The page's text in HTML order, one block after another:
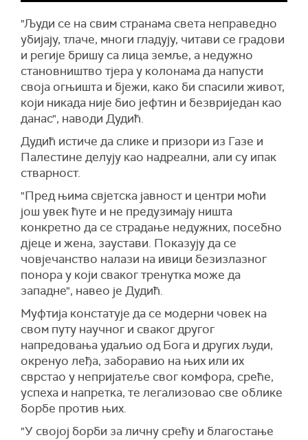
"Људи се на свим странама света неправедно
убијају, тлаче, многи гладују, читави се градови
и регије бришу са лица земље, а недужно
становништво тјера у колонама да напусти
своја огњишта и бјежи, како би спасили живот,
који никада није био јефтин и безвриједан као
данас", наводи Дудић.
Дудић истиче да слике и призори из Газе и
Палестине делују као надреални, али су ипак
стварност.
"Пред њима свјетска јавност и центри моћи
још увек ћуте и не предузимају ништа
конкретно да се страдање недужних, посебно
дјеце и жена, заустави. Показују да се
човјечанство налази на ивици безизлазног
понора у који сваког тренутка може да
западне", навео је Дудић.
Муфтија констатује да се модерни човек на
свом путу научног и сваког другог
напредовања удаљио од Бога и других људи,
окренуо леђа, заборавио на њих или их
сврстао у непријатеље свог комфора, среће,
успеха и напретка, те легализовао све облике
борбе против њих.
"У својој борби за личну срећу и благостање